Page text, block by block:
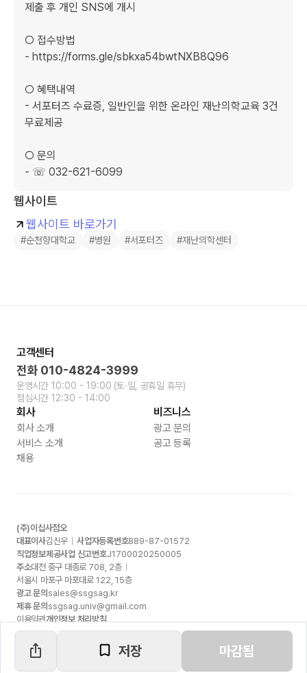
제출 후 개인 SNS에 개시
○ 접수방법
- https://forms.gle/sbkxa54bwtNXB8Q96
○ 혜택내역
- 서포터즈 수료증, 일반인을 위한 온라인 재난의학교육 3건
무료제공
○ 문의
- ☏ 032-621-6099
웹사이트
웹사이트 바로가기
#순천향대학교 #병원 #서포터즈 #재난의학센터
저장 마감됨
고객센터
전화 010-4824-3999
운영시간 10:00 - 19:00 (토∙일, 공휴일 휴무)
점심시간 12:30 - 14:00
회사
회사 소개
서비스 소개
채용
비즈니스
광고 문의
공고 등록
(주)이십사점오
대표이사김신우 사업자등록번호889-87-01572
직업정보제공사업 신고번호J1700020250005
주소대전 중구 대종로 708, 2층
서울시 마포구 마포대로 122, 15층
광고 문의 sales@ssgsag.kr
제휴 문의 ssgsag.univ@gmail.com
이용약관개인정보 처리방침